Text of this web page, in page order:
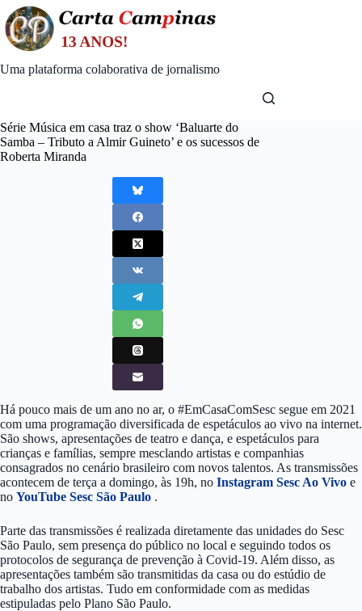
Skip
to
content
Uma plataforma colaborativa de jornalismo
Série Música em casa traz o show ‘Baluarte do
Samba – Tributo a Almir Guineto’ e os sucessos de
Roberta Miranda
Há pouco mais de um ano no ar, o #EmCasaComSesc segue em 2021
com uma programação diversificada de espetáculos ao vivo na internet.
São shows, apresentações de teatro e dança, e espetáculos para
crianças e famílias, sempre mesclando artistas e companhias
consagrados no cenário brasileiro com novos talentos. As transmissões
acontecem de terça a domingo, às 19h, no Instagram Sesc Ao Vivo e
no YouTube Sesc São Paulo .
Parte das transmissões é realizada diretamente das unidades do Sesc
São Paulo, sem presença do público no local e seguindo todos os
protocolos de segurança de prevenção à Covid-19. Além disso, as
apresentações também são transmitidas da casa ou do estúdio de
trabalho dos artistas. Tudo em conformidade com as medidas
estipuladas pelo Plano São Paulo.